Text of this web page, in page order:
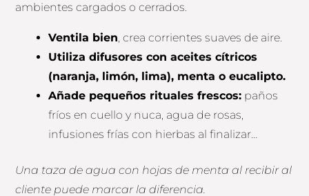
ambientes cargados o cerrados.
Ventila bien, crea corrientes suaves de aire.
Utiliza difusores con aceites cítricos
(naranja, limón, lima), menta o eucalipto.
Añade pequeños rituales frescos: paños
fríos en cuello y nuca, agua de rosas,
infusiones frías con hierbas al finalizar…
Una taza de agua con hojas de menta al recibir al
cliente puede marcar la diferencia.